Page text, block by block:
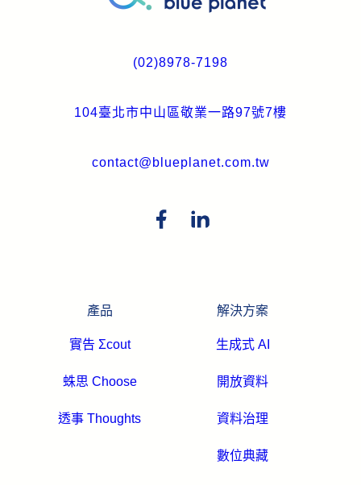
(02)8978-7198
104臺北市中山區敬業一路97號7樓
contact@blueplanet.com.tw
產品
實告 Σcout
蛛思 Choose
透事 Thoughts
解決方案
生成式 AI
開放資料
資料治理
數位典藏